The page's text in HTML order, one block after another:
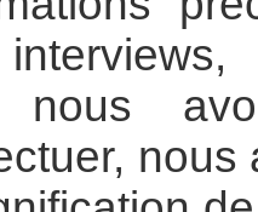
nous